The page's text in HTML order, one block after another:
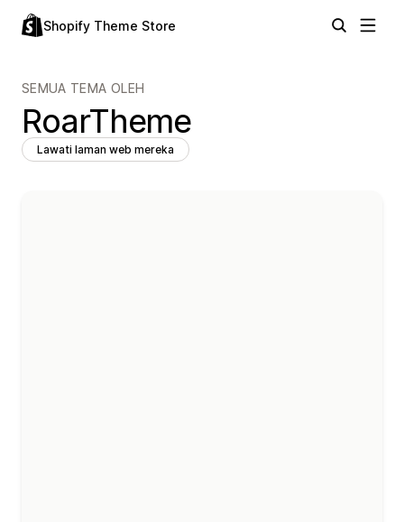
Shopify Theme Store
SEMUA TEMA OLEH
RoarTheme
Lawati laman web mereka